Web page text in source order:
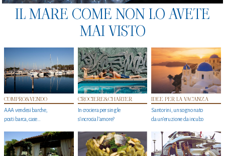
IL MARE COME NON LO AVETE
MAI VISTO
COMPRO&VENDO
AAA vendesi barche,
posti barca, case…
CROCIERE&CHARTER
In crociera per single
s'incrocia l’amore?
IDEE PER LA VACANZA
Santorini, un sogno nato
da un’eruzione da incubo